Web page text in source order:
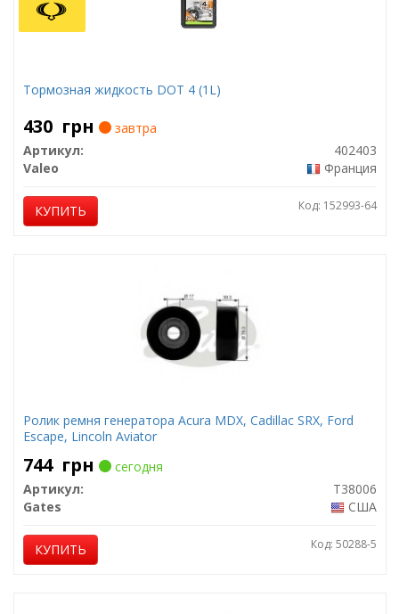
Тормозная жидкость DOT 4 (1L)
430 грн
завтра
Артикул:
402403
Valeo
Франция
КУПИТЬ Код: 152993-64
Ролик ремня генератора Acura MDX, Cadillac SRX, Ford
Escape, Lincoln Aviator
744 грн
сегодня
Артикул:
T38006
Gates
США
КУПИТЬ Код: 50288-5